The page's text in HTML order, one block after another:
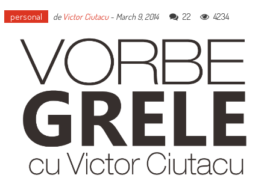
personal de Victor Ciutacu- March 9, 2014 22 4234